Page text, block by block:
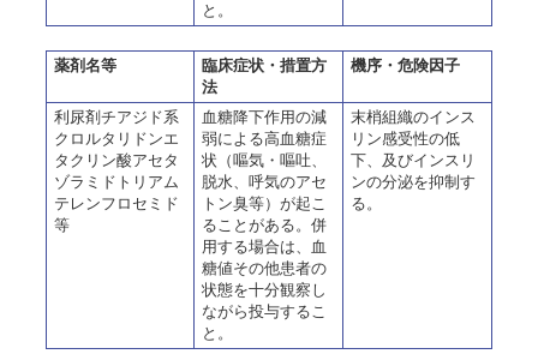
と。
薬剤名等
臨床症状・措置方
法
機序・危険因子
利尿剤チアジド系
クロルタリドンエ
タクリン酸アセタ
ゾラミドトリアム
テレンフロセミド
等
血糖降下作用の減
弱による高血糖症
状（嘔気・嘔吐、
脱水、呼気のアセ
トン臭等）が起こ
ることがある。併
用する場合は、血
糖値その他患者の
状態を十分観察し
ながら投与するこ
と。
末梢組織のインス
リン感受性の低
下、及びインスリ
ンの分泌を抑制す
る。